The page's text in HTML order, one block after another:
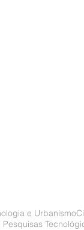
e Urbanismo
Pesquisas